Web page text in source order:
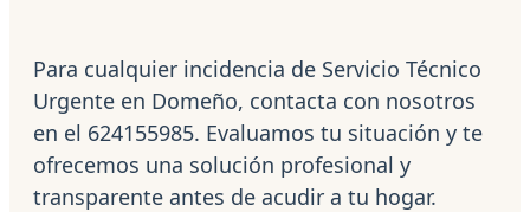
Para cualquier incidencia de Servicio Técnico
Urgente en Domeño, contacta con nosotros
en el 624155985. Evaluamos tu situación y te
ofrecemos una solución profesional y
transparente antes de acudir a tu hogar.